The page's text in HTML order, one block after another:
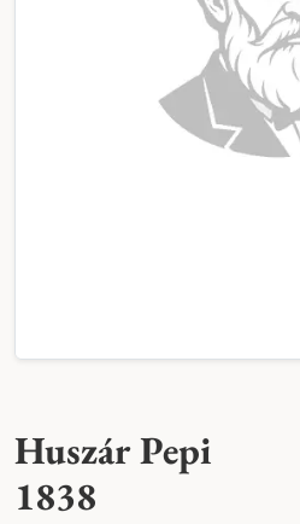
Huszár Pepi
1838